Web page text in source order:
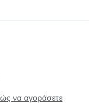
να αγοράσετε